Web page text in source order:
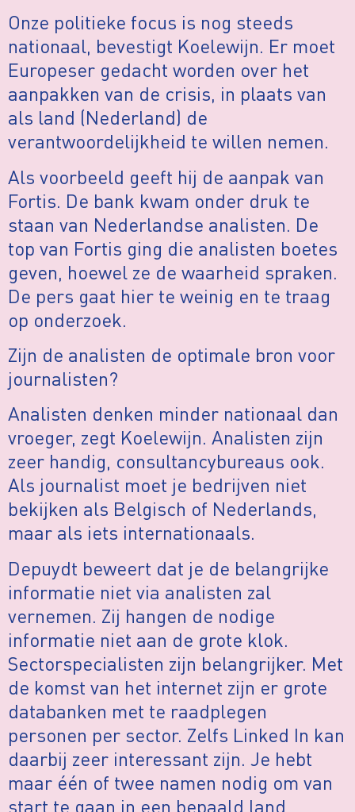
Onze politieke focus is nog steeds
nationaal, bevestigt Koelewijn. Er moet
Europeser gedacht worden over het
aanpakken van de crisis, in plaats van
als land (Nederland) de
verantwoordelijkheid te willen nemen.
Als voorbeeld geeft hij de aanpak van
Fortis. De bank kwam onder druk te
staan van Nederlandse analisten. De
top van Fortis ging die analisten boetes
geven, hoewel ze de waarheid spraken.
De pers gaat hier te weinig en te traag
op onderzoek.
Zijn de analisten de optimale bron voor
journalisten?
Analisten denken minder nationaal dan
vroeger, zegt Koelewijn. Analisten zijn
zeer handig, consultancybureaus ook.
Als journalist moet je bedrijven niet
bekijken als Belgisch of Nederlands,
maar als iets internationaals.
Depuydt beweert dat je de belangrijke
informatie niet via analisten zal
vernemen. Zij hangen de nodige
informatie niet aan de grote klok.
Sectorspecialisten zijn belangrijker. Met
de komst van het internet zijn er grote
databanken met te raadplegen
personen per sector. Zelfs Linked In kan
daarbij zeer interessant zijn. Je hebt
maar één of twee namen nodig om van
start te gaan in een bepaald land,